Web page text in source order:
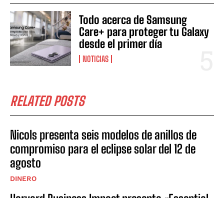
Todo acerca de Samsung
Care+ para proteger tu Galaxy
desde el primer día
NOTICIAS
RELATED POSTS
Nicols presenta seis modelos de anillos de
compromiso para el eclipse solar del 12 de
agosto
DINERO